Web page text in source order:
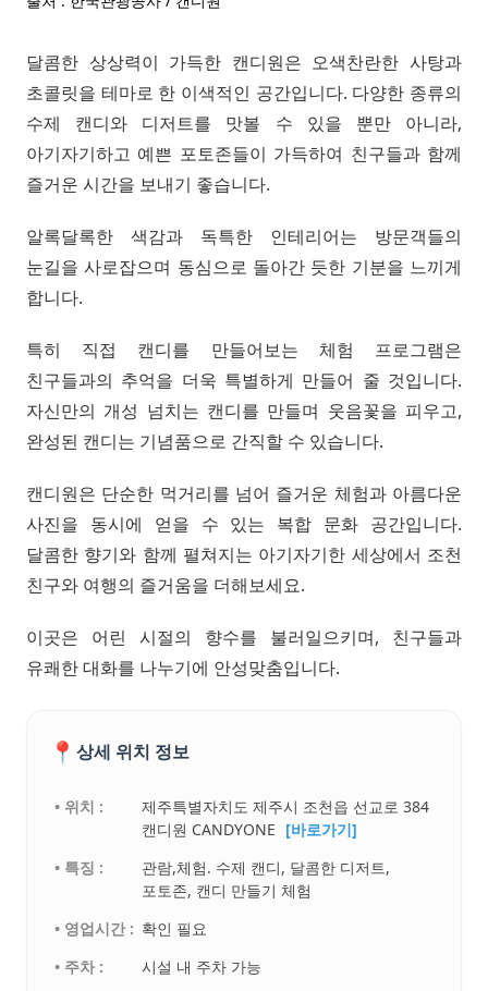
달콤한 상상력이 가득한 캔디원은 오색찬란한 사탕과
초콜릿을 테마로 한 이색적인 공간입니다. 다양한 종류의
수제 캔디와 디저트를 맛볼 수 있을 뿐만 아니라,
아기자기하고 예쁜 포토존들이 가득하여 친구들과 함께
즐거운 시간을 보내기 좋습니다.
알록달록한 색감과 독특한 인테리어는 방문객들의
눈길을 사로잡으며 동심으로 돌아간 듯한 기분을 느끼게
합니다.
특히 직접 캔디를 만들어보는 체험 프로그램은
친구들과의 추억을 더욱 특별하게 만들어 줄 것입니다.
자신만의 개성 넘치는 캔디를 만들며 웃음꽃을 피우고,
완성된 캔디는 기념품으로 간직할 수 있습니다.
캔디원은 단순한 먹거리를 넘어 즐거운 체험과 아름다운
사진을 동시에 얻을 수 있는 복합 문화 공간입니다.
달콤한 향기와 함께 펼쳐지는 아기자기한 세상에서 조천
친구와 여행의 즐거움을 더해보세요.
이곳은 어린 시절의 향수를 불러일으키며, 친구들과
유쾌한 대화를 나누기에 안성맞춤입니다.
📍 상세 위치 정보
• 위치 :
제주특별자치도 제주시 조천읍 선교로 384
캔디원 CANDYONE [바로가기]
• 특징 :
관람,체험. 수제 캔디, 달콤한 디저트,
포토존, 캔디 만들기 체험
• 영업시간 : 확인 필요
• 주차 :
시설 내 주차 가능